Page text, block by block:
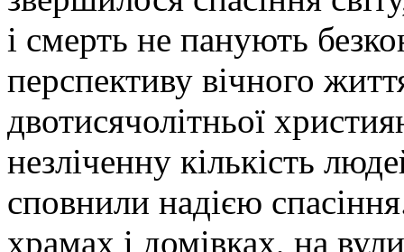
і смерть не панують
перспективу вічного
двотисячолітньої
незліченну кількість
сповнили надією
храмах і домівках, на